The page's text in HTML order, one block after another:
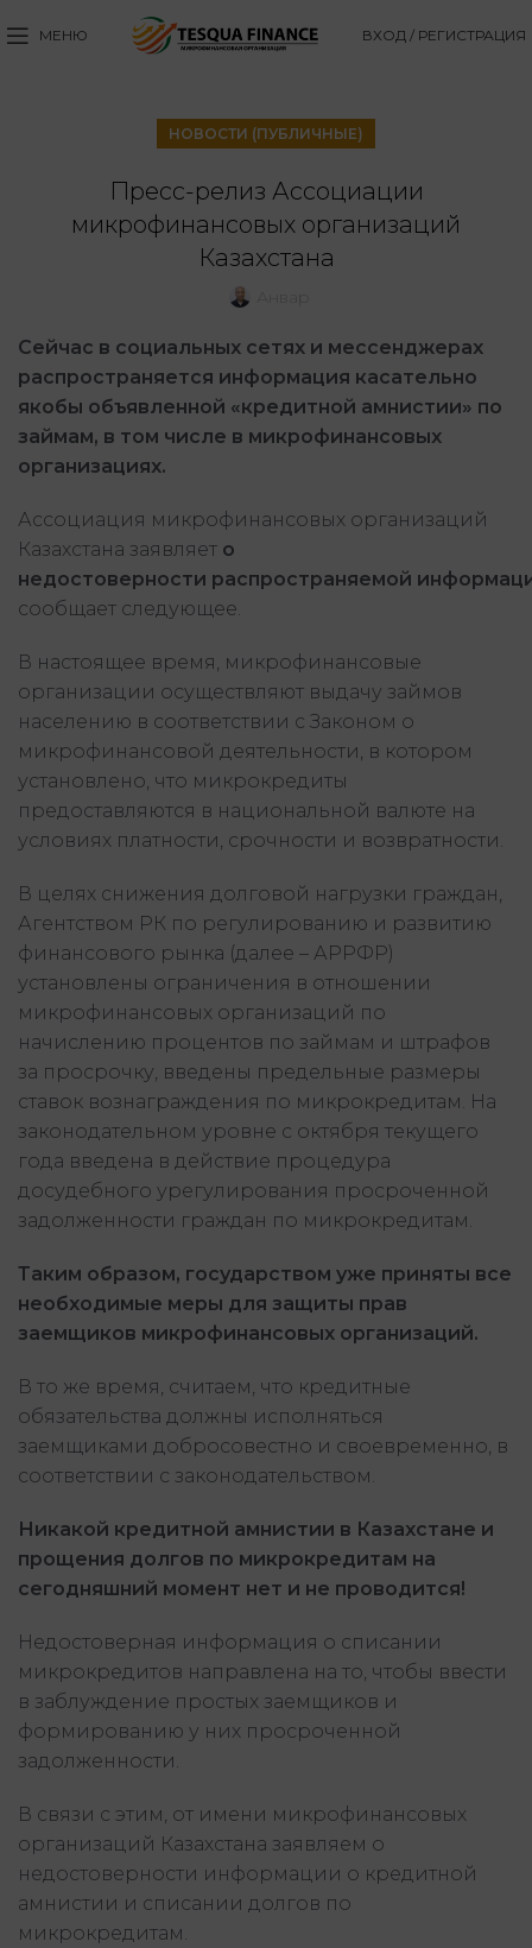
МЕНЮ ВХОД / РЕГИСТРАЦИЯ
НОВОСТИ (ПУБЛИЧНЫЕ)
Пресс-релиз Ассоциации
микрофинансовых организаций
Казахстана
Сейчас в социальных сетях и мессенджерах
распространяется информация касательно
якобы объявленной «кредитной амнистии» по
займам, в том числе в микрофинансовых
организациях.
Ассоциация микрофинансовых организаций
Казахстана заявляет о
недостоверности распространяемой
сообщает следующее.
В настоящее время, микрофинансовые
организации осуществляют выдачу займов
населению в соответствии с Законом о
микрофинансовой деятельности, в котором
установлено, что микрокредиты
предоставляются в национальной валюте на
условиях платности, срочности и возвратности.
В целях снижения долговой нагрузки граждан,
Агентством РК по регулированию и развитию
финансового рынка (далее – АРРФР)
установлены ограничения в отношении
микрофинансовых организаций по
начислению процентов по займам и штрафов
за просрочку, введены предельные размеры
ставок вознаграждения по микрокредитам. На
законодательном уровне с октября текущего
года введена в действие процедура
досудебного урегулирования просроченной
задолженности граждан по микрокредитам.
Таким образом, государством уже приняты все
необходимые меры для защиты прав
заемщиков микрофинансовых организаций.
В то же время, считаем, что кредитные
обязательства должны исполняться
заемщиками добросовестно и своевременно, в
соответствии с законодательством.
Никакой кредитной амнистии в Казахстане и
прощения долгов по микрокредитам на
сегодняшний момент нет и не проводится!
Недостоверная информация о списании
микрокредитов направлена на то, чтобы ввести
в заблуждение простых заемщиков и
формированию у них просроченной
задолженности.
В связи с этим, от имени микрофинансовых
организаций Казахстана заявляем о
недостоверности информации о кредитной
амнистии и списании долгов по
микрокредитам.